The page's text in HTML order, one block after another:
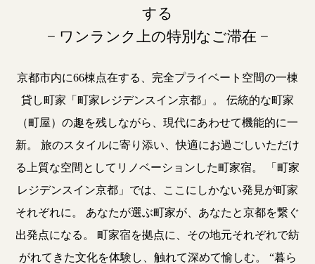
する
− ワンランク上の特別なご滞在 −
京都市内に66棟点在する、完全プライベート空間の一棟
貸し町家「町家レジデンスイン京都」。
伝統的な町家
（町屋）の趣を残しながら、現代にあわせて機能的に一
新。 旅のスタイルに寄り添い、快適にお過ごしいただけ
る上質な空間としてリノベーションした町家宿。
「町家
レジデンスイン京都」では、ここにしかない発見が町家
それぞれに。 あなたが選ぶ町家が、あなたと京都を繋ぐ
出発点になる。 町家宿を拠点に、その地元それぞれで紡
がれてきた文化を体験し、触れて深めて愉しむ。 “暮ら